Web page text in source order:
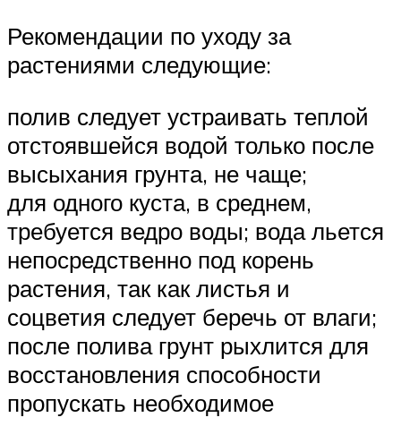
Рекомендации по уходу за
растениями следующие:
полив следует устраивать теплой
отстоявшейся водой только после
высыхания грунта, не чаще;
для одного куста, в среднем,
требуется ведро воды; вода льется
непосредственно под корень
растения, так как листья и
соцветия следует беречь от влаги;
после полива грунт рыхлится для
восстановления способности
пропускать необходимое